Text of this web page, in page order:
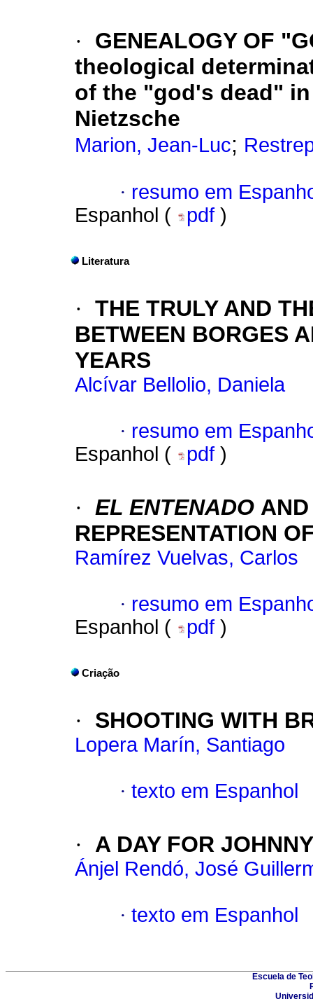
·
GENEALOGY OF
theological
of the "god's dead"
Nietzsche
Marion, Jean-Luc;
· resumo em
Espanhol (
pdf )
Literatura
· THE TRULY AND
BETWEEN BORGES
YEARS
Alcívar Bellolio, Daniela
· resumo em
Espanhol (
pdf )
· EL ENTENADO
REPRESENTATION
Ramírez Vuelvas, Carlos
· resumo em
Espanhol (
pdf )
Criação
· SHOOTING WITH
Lopera Marín, Santiago
· texto em Espanhol
· A DAY FOR JOHNNY
Ánjel Rendó, José
· texto em Espanhol
Escuela de